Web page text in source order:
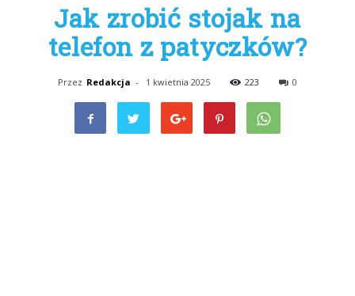
Jak zrobić stojak na
telefon z patyczków?
Przez Redakcja - 1 kwietnia 2025 223 0